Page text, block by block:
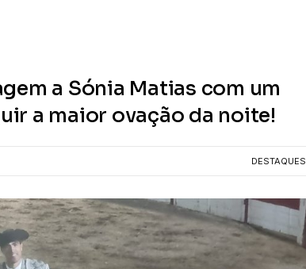
a Sónia Matias com um
a maior ovação da noite!
DESTAQUES